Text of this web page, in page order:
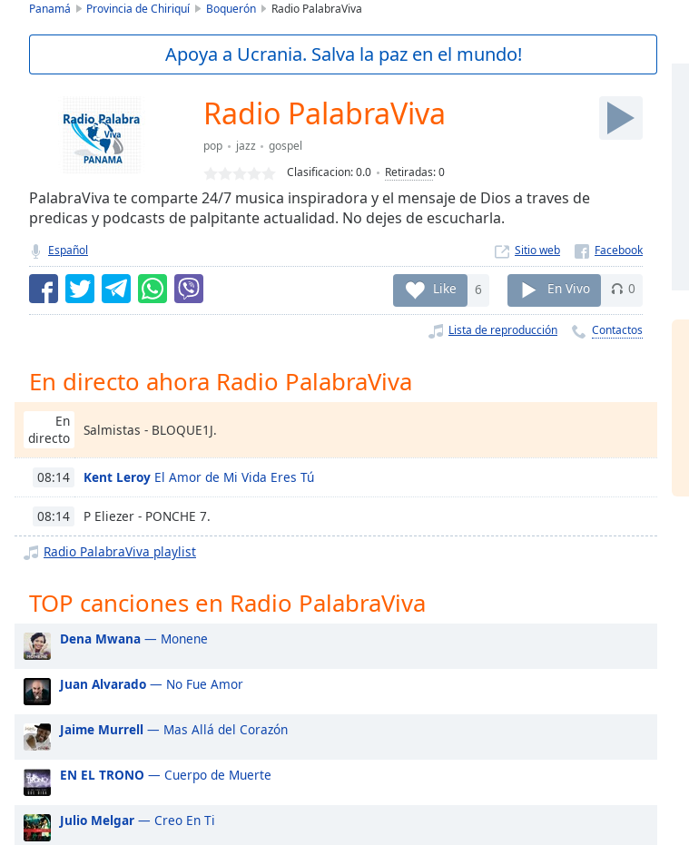
Current
TypeLIVE
Seek to
currently
behind
LIVE
Remaining
Time-
Playback
Rate
Chapters
Chapters
Descriptions
descriptions
subtitles
settings ,
opens
settings
dialog
subtitles
off
selected
Panamá Provincia de Chiriquí Boquerón Radio PalabraViva
Apoya a Ucrania. Salva la paz en el mundo!
Radio PalabraViva
pop jazz
gospel
Clasificacion:0.0 Retiradas:0
PalabraViva te comparte 24/7 musica inspiradora y el mensaje de Dios a traves de
predicas y podcasts de palpitante actualidad. No dejes de escucharla.
Español Sitio web
Like 6 En Vivo 0
Lista de reproducción Contactos
En directo ahora Radio PalabraViva
En
directo
Salmistas - BLOQUE1J.
08:14 Kent Leroy El Amor de Mi Vida Eres Tú
08:14 P Eliezer - PONCHE 7.
Radio PalabraViva playlist
TOP canciones en Radio PalabraViva
Dena Mwana — Monene
Juan Alvarado — No Fue Amor
Jaime Murrell — Mas Allá del Corazón
EN EL TRONO — Cuerpo de Muerte
Julio Melgar — Creo En Ti